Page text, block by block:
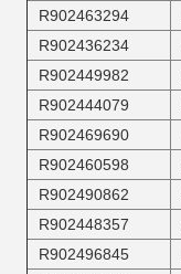
R902463294
R902436234
R902449982
R902444079
R902469690
R902460598
R902490862
R902448357
R902496845